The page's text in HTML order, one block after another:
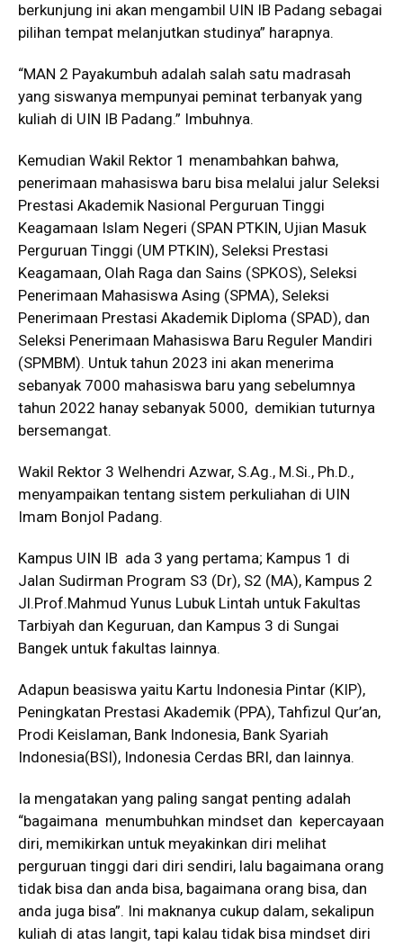
berkunjung ini akan mengambil UIN IB Padang sebagai
pilihan tempat melanjutkan studinya” harapnya.
“MAN 2 Payakumbuh adalah salah satu madrasah
yang siswanya mempunyai peminat terbanyak yang
kuliah di UIN IB Padang.” Imbuhnya.
Kemudian Wakil Rektor 1 menambahkan bahwa,
penerimaan mahasiswa baru bisa melalui jalur Seleksi
Prestasi Akademik Nasional Perguruan Tinggi
Keagamaan Islam Negeri (SPAN PTKIN, Ujian Masuk
Perguruan Tinggi (UM PTKIN), Seleksi Prestasi
Keagamaan, Olah Raga dan Sains (SPKOS), Seleksi
Penerimaan Mahasiswa Asing (SPMA), Seleksi
Penerimaan Prestasi Akademik Diploma (SPAD), dan
Seleksi Penerimaan Mahasiswa Baru Reguler Mandiri
(SPMBM). Untuk tahun 2023 ini akan menerima
sebanyak 7000 mahasiswa baru yang sebelumnya
tahun 2022 hanay sebanyak 5000, demikian tuturnya
bersemangat.
Wakil Rektor 3 Welhendri Azwar, S.Ag., M.Si., Ph.D.,
menyampaikan tentang sistem perkuliahan di UIN
Imam Bonjol Padang.
Kampus UIN IB ada 3 yang pertama; Kampus 1 di
Jalan Sudirman Program S3 (Dr), S2 (MA), Kampus 2
Jl.Prof.Mahmud Yunus Lubuk Lintah untuk Fakultas
Tarbiyah dan Keguruan, dan Kampus 3 di Sungai
Bangek untuk fakultas lainnya.
Adapun beasiswa yaitu Kartu Indonesia Pintar (KIP),
Peningkatan Prestasi Akademik (PPA), Tahfizul Qur’an,
Prodi Keislaman, Bank Indonesia, Bank Syariah
Indonesia(BSI), Indonesia Cerdas BRI, dan lainnya.
Ia mengatakan yang paling sangat penting adalah
“bagaimana menumbuhkan mindset dan kepercayaan
diri, memikirkan untuk meyakinkan diri melihat
perguruan tinggi dari diri sendiri, lalu bagaimana orang
tidak bisa dan anda bisa, bagaimana orang bisa, dan
anda juga bisa”. Ini maknanya cukup dalam, sekalipun
kuliah di atas langit, tapi kalau tidak bisa mindset diri